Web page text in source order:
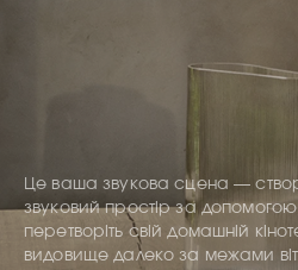
Це ваша звукова сцена —
звуковий простір за
перетворіть свій домашній
видовище далеко за межами